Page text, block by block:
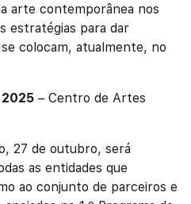
arte contemporânea nos
estratégias para dar
colocam, atualmente, no
2025 – Centro de Artes
27 de outubro, será
as entidades que
ao conjunto de parceiros e